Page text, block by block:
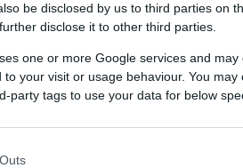
be disclosed by us to third parties on
disclose it to other third parties.
one or more Google services and
your visit or usage behaviour. You may
party tags to use your data for below